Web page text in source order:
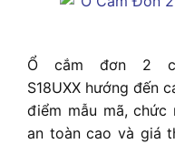
Ổ cắm đơn 2
S18UXX hướng đến
điểm mẫu mã,
an toàn cao và giá